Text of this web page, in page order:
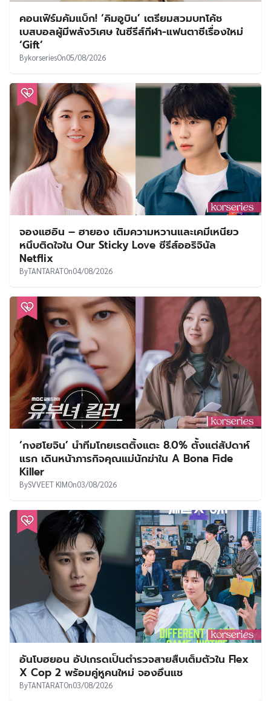
คอนเฟิร์มคัมแบ็ก! ‘คิมอูบิน’ เตรียมสวมบทโค้ช
เบสบอลผู้มีพลังวิเศษ ในซีรีส์กีฬา-แฟนตาซีเรื่องใหม่
‘Gift’
BykorseriesOn05/08/2026
จองแฮอิน – ฮายอง เติมความหวานและเคมีเหนียว
หนึบติดใจใน Our Sticky Love ซีรีส์ออริจินัล
Netflix
ByTANTARATOn04/08/2026
‘กงฮโยจิน’ นำทีมโกยเรตติ้งแตะ 8.0% ตั้งแต่สัปดาห์
แรก เดินหน้าภารกิจคุณแม่นักฆ่าใน A Bona Fide
Killer
BySVVEET KIMOn03/08/2026
อันโบฮยอน อัปเกรดเป็นตำรวจสายสืบเต็มตัวใน Flex
X Cop 2 พร้อมคู่หูคนใหม่ จองอึนแช
ByTANTARATOn03/08/2026